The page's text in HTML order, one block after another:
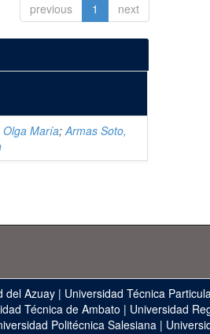
previous 1 next
Olga María;Armas Soto,
del Azuay | Universidad Técnica
Técnica de Ambato | Universidad
Politécnica Salesiana|